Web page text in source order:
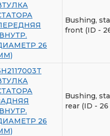
26
Bushing,
front (ID -
26
Bushing,
rear (ID -